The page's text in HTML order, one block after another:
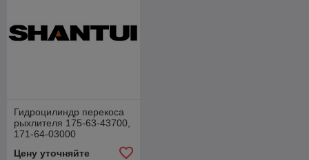
Гидроцилиндр перекоса
рыхлителя 175-63-43700,
171-64-03000
Цену уточняйте